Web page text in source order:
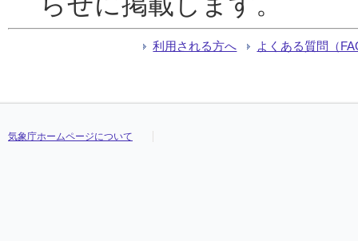
利用される方へ よくある質問（
気象庁ホームページについて